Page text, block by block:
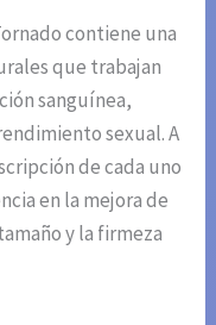
contiene una
que trabajan
sanguínea,
sexual. A
de cada uno
en la mejora de
y la firmeza